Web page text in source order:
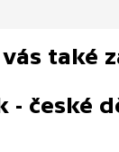
také
- české